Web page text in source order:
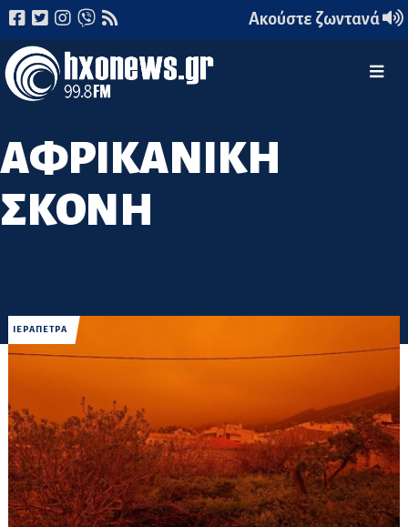
Ακούστε ζωντανά
ΑΦΡΙΚΑΝΙΚΗ
ΣΚΟΝΗ
ΙΕΡΑΠΕΤΡΑ